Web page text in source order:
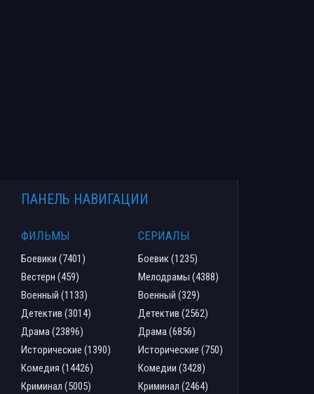
ПАНЕЛЬ НАВИГАЦИИ
ФИЛЬМЫ
Боевики (7401)
Вестерн (459)
Военный (1133)
Детектив (3014)
Драма (23896)
Исторические (1390)
Комедия (14426)
Криминал (5005)
СЕРИАЛЫ
Боевик (1235)
Мелодрамы (4388)
Военный (329)
Детектив (2562)
Драма (6856)
Исторические (750)
Комедии (3428)
Криминал (2464)